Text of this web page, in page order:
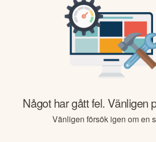
Något har gått fel. Vänligen
Vänligen försök igen om en